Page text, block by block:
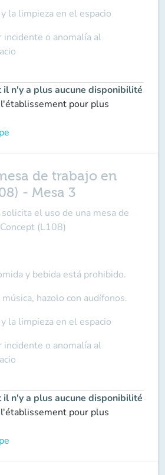
la limpieza en el espacio
o anomalía al
il n'y a plus aucune disponibilité
pour plus
de trabajo en
- Mesa 3
el uso de una mesa de
(L108)
y bebida está prohibido.
hazolo con audífonos.
la limpieza en el espacio
o anomalía al
il n'y a plus aucune disponibilité
pour plus